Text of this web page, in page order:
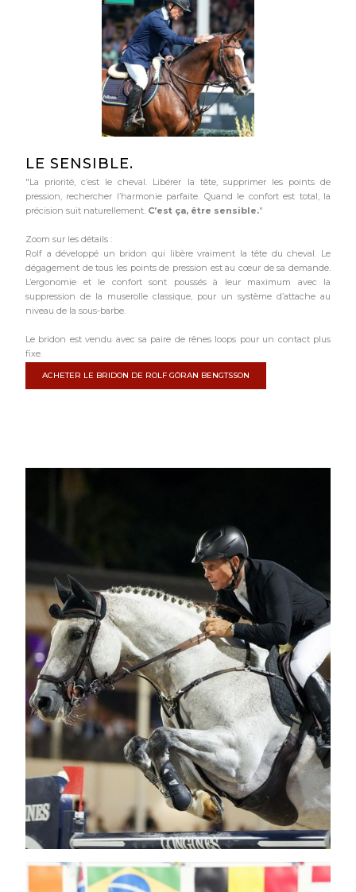
LE SENSIBLE.
"La priorité, c’est le cheval. Libérer la tête, supprimer les points de
pression, rechercher l’harmonie parfaite. Quand le confort est total, la
précision suit naturellement. C’est ça, être sensible."
Zoom sur les détails :
Rolf a développé un bridon qui libère vraiment la tête du cheval. Le
dégagement de tous les points de pression est au cœur de sa demande.
L’ergonomie et le confort sont poussés à leur maximum avec la
suppression de la muserolle classique, pour un système d’attache au
niveau de la sous-barbe.
Le bridon est vendu avec sa paire de rênes loops pour un contact plus
fixe.
ACHETER LE BRIDON DE ROLF GÖRAN BENGTSSON